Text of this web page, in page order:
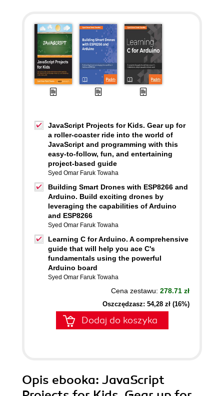
JavaScript Projects for Kids. Gear up for
a roller-coaster ride into the world of
JavaScript and programming with this
easy-to-follow, fun, and entertaining
project-based guide
Syed Omar Faruk Towaha
Building Smart Drones with ESP8266 and
Arduino. Build exciting drones by
leveraging the capabilities of Arduino
and ESP8266
Syed Omar Faruk Towaha
Learning C for Arduino. A comprehensive
guide that will help you ace C's
fundamentals using the powerful
Arduino board
Syed Omar Faruk Towaha
Cena zestawu: 278.71 zł
Oszczędzasz: 54,28 zł (16%)
Dodaj do koszyka
Opis ebooka: JavaScript